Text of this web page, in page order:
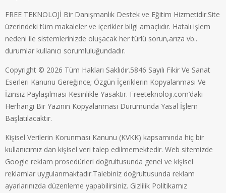
FREE TEKNOLOJİ Bir Danışmanlık Destek ve Eğitim Hizmetidir.Site
üzerindeki tüm makaleler ve içerikler bilgi amaçlıdır. Hatalı işlem
nedeni ile sistemlerinizde oluşacak her türlü sorun,arıza vb..
durumlar kullanıcı sorumluluğundadır.
Copyright © 2026 Tüm Hakları Saklıdır.5846 Sayılı Fikir Ve Sanat
Eserleri Kanunu Gereğince; Özgün İçeriklerin Kopyalanması Ve
İzinsiz Paylaşılması Kesinlikle Yasaktır. Freeteknoloji.com’daki
Herhangi Bir Yazının Kopyalanması Durumunda Yasal İşlem
Başlatılacaktır.
Kişisel Verilerin Korunması Kanunu (KVKK) kapsamında hiç bir
kullanıcımız dan kişisel veri talep edilmemektedir. Web sitemizde
Google reklam prosedürleri doğrultusunda genel ve kişisel
reklamlar uygulanmaktadır.Talebiniz doğrultusunda reklam
ayarlarınızda düzenleme yapabilirsiniz. Gizlilik Politikamız